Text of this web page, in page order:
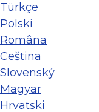
Türkçe
Polski
Româna
Ceština
Slovenský
Magyar
Hrvatski